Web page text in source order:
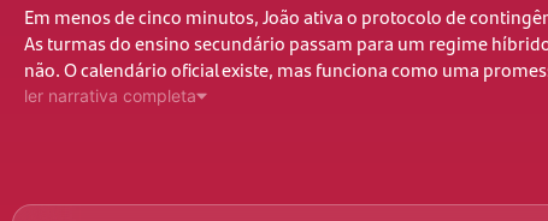
Em menos de cinco minutos, João ativa o protocolo de
As turmas do ensino secundário passam para um regime
não. O calendário oficial existe, mas funciona como uma
ler narrativa completa